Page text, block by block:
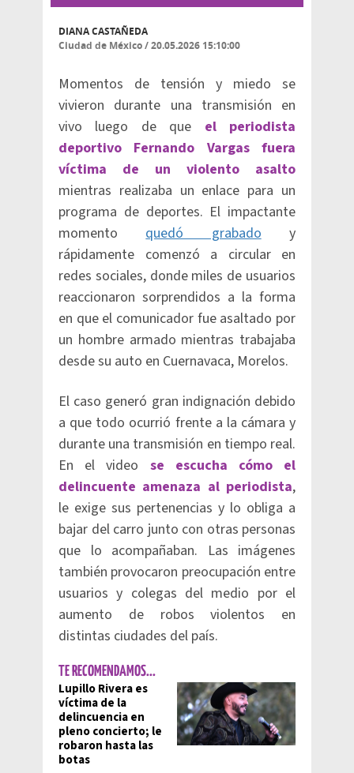
DIANA CASTAÑEDA
Ciudad de México/20.05.2026 15:10:00
Momentos de tensión y miedo se
vivieron durante una transmisión en
vivo luego de que el periodista
deportivo Fernando Vargas fuera
víctima de un violento asalto
mientras realizaba un enlace para un
programa de deportes. El impactante
momentoquedó grabadoy
rápidamente comenzó a circular en
redes sociales, donde miles de usuarios
reaccionaron sorprendidos a la forma
en que el comunicador fue asaltado por
un hombre armado mientras trabajaba
desde su auto en Cuernavaca, Morelos.
El caso generó gran indignación debido
a que todo ocurrió frente a la cámara y
durante una transmisión en tiempo real.
En el video se escucha cómo el
delincuente amenaza al periodista,
le exige sus pertenencias y lo obliga a
bajar del carro junto con otras personas
que lo acompañaban. Las imágenes
también provocaron preocupación entre
usuarios y colegas del medio por el
aumento de robos violentos en
distintas ciudades del país.
TE RECOMENDAMOS...
Lupillo Rivera es
víctima de la
delincuencia en
pleno concierto; le
robaron hasta las
botas